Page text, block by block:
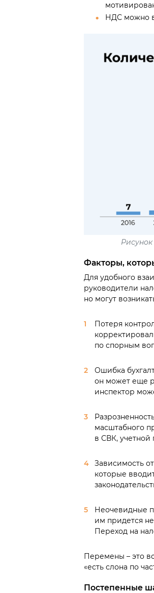
НДС можно
Факторы,
Для удобного
руководители
но могут
Потеря
по спорным
Ошибка
он может еще
инспектор
масштабного
в СВК, учетной
Зависимость
которые
Неочевидные
им придется
Переход на
Перемены – это
«есть слона по
Постепенные